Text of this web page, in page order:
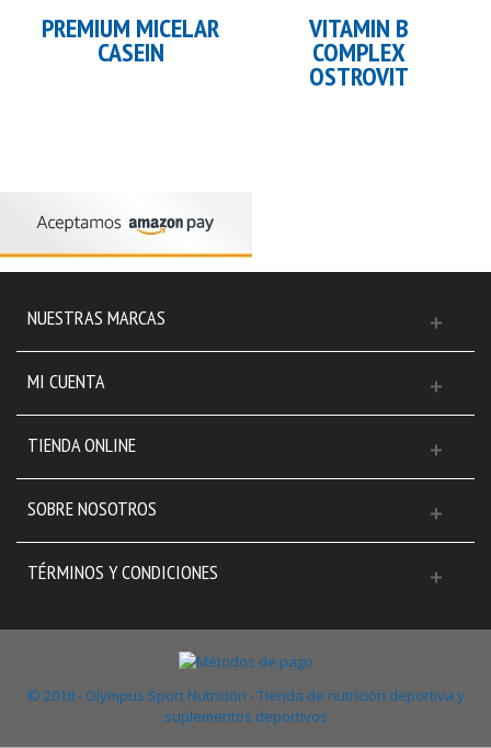
PREMIUM MICELAR
CASEIN
VITAMIN B
COMPLEX
OSTROVIT
NUESTRAS MARCAS
MI CUENTA
TIENDA ONLINE
SOBRE NOSOTROS
TÉRMINOS Y CONDICIONES
© 2018 - Olympus Sport Nutrición - Tienda de nutrición deportiva y
suplementos deportivos